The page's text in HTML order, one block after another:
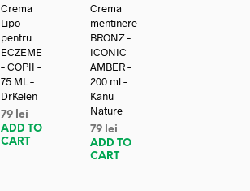
Crema
Lipo
pentru
ECZEME
– COPII –
75 ML –
DrKelen
79 lei
ADD TO
CART
Crema
mentinere
BRONZ –
ICONIC
AMBER –
200 ml –
Kanu
Nature
79 lei
ADD TO
CART